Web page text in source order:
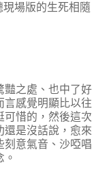
場版的生死相隨
豔之處、也中了好
言感覺明顯比以往
可惜的，然後這次
還是沒話說，愈來
刻意氣音、沙啞唱